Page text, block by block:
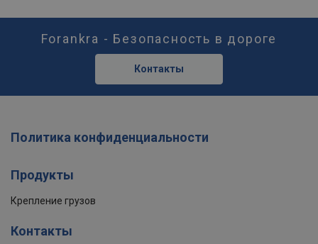
Forankra - Безопасность в дороге
Контакты
Политика конфиденциальности
Продукты
Крепление грузов
Контакты